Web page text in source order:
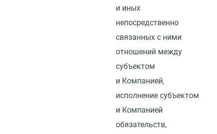
и иных
непосредственно
связанных с ними
отношений между
субъектом
и Компанией,
исполнение субъектом
и Компанией
обязательств,